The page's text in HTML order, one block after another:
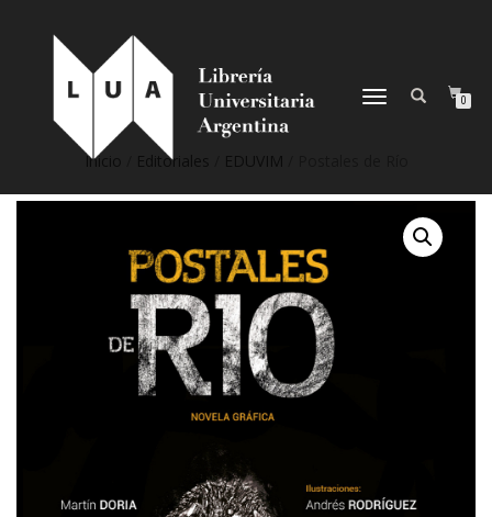
NAVEGACIÓN
0
Inicio Editoriales EDUVIM